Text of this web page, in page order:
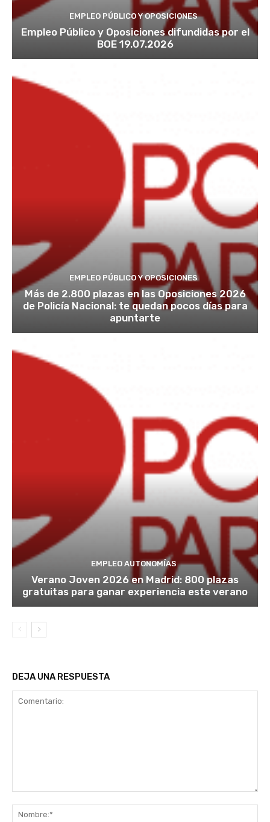
EMPLEO PÚBLICO Y OPOSICIONES
Empleo Público y Oposiciones difundidas por el
BOE 19.07.2026
EMPLEO PÚBLICO Y OPOSICIONES
Más de 2.800 plazas en las Oposiciones 2026
de Policía Nacional: te quedan pocos días para
apuntarte
EMPLEO AUTONOMÍAS
Verano Joven 2026 en Madrid: 800 plazas
gratuitas para ganar experiencia este verano
DEJA UNA RESPUESTA